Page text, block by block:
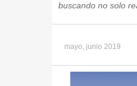
buscando no solo
mayo, junio 2019